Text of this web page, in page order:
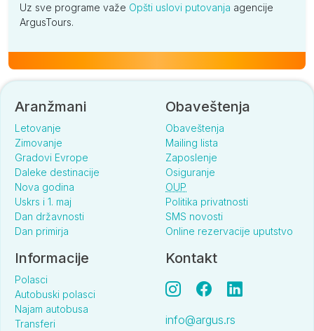
Uz sve programe važe Opšti uslovi putovanja agencije
ArgusTours.
Aranžmani
Letovanje
Zimovanje
Gradovi Evrope
Daleke destinacije
Nova godina
Uskrs i 1. maj
Dan državnosti
Dan primirja
Obaveštenja
Obaveštenja
Mailing lista
Zaposlenje
Osiguranje
OUP
Politika privatnosti
SMS novosti
Online rezervacije uputstvo
Informacije
Polasci
Autobuski polasci
Najam autobusa
Transferi
Kontakt
info@argus.rs